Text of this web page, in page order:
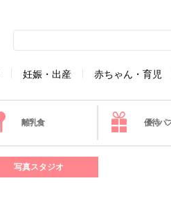
妊娠・出産 赤ちゃん・育児
離乳食 優待パ
写真スタジオ